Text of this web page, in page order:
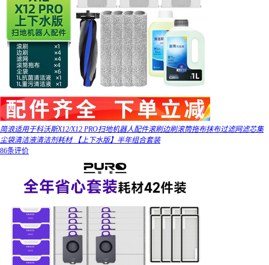
简浪适用于科沃斯X12/X12 PRO扫地机器人配件滚刷边刷滚筒拖布抹布过滤网滤芯集
尘袋清洁液清洁剂耗材 【上下水版】半年组合套装
86条评价